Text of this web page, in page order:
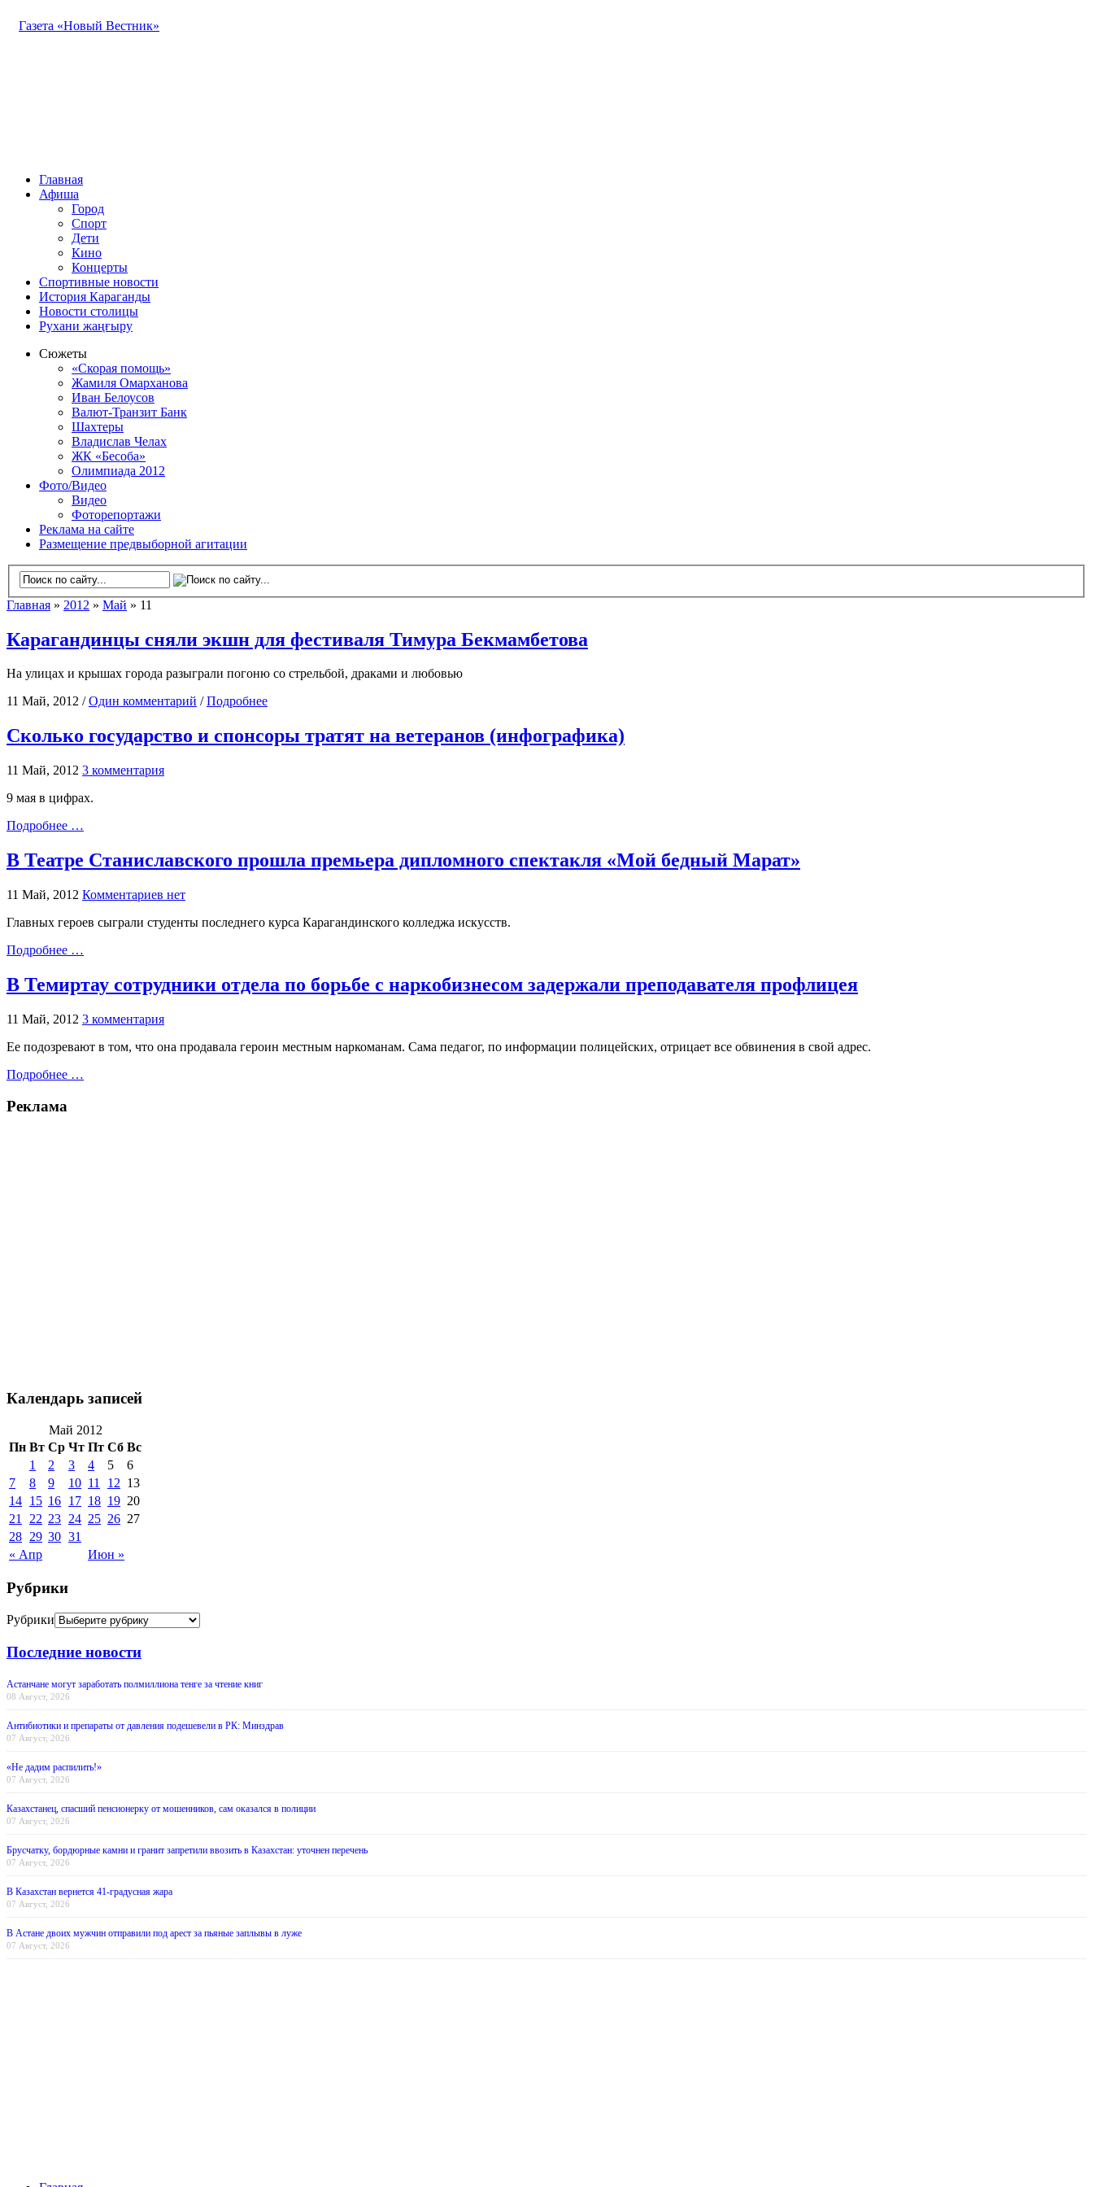
Газета «Новый Вестник»
Главная
Афиша
Город
Спорт
Дети
Кино
Концерты
Спортивные новости
История Караганды
Новости столицы
Рухани жаңғыру
Сюжеты
«Скорая помощь»
Жамиля Омарханова
Иван Белоусов
Валют-Транзит Банк
Шахтеры
Владислав Челах
ЖК «Бесоба»
Олимпиада 2012
Фото/Видео
Видео
Фоторепортажи
Реклама на сайте
Размещение предвыборной агитации
Главная » 2012 » Май » 11
Карагандинцы сняли экшн для фестиваля Тимура Бекмамбетова
На улицах и крышах города разыграли погоню со стрельбой, драками и любовью
11 Май, 2012 /Один комментарий /Подробнее
Сколько государство и спонсоры тратят на ветеранов (инфографика)
11 Май, 2012 3 комментария
9 мая в цифрах.
Подробнее …
В Театре Станиславского прошла премьера дипломного спектакля «Мой бедный Марат»
11 Май, 2012 Комментариев нет
Главных героев сыграли студенты последнего курса Карагандинского колледжа искусств.
Подробнее …
В Темиртау сотрудники отдела по борьбе с наркобизнесом задержали преподавателя профлицея
11 Май, 2012 3 комментария
Ее подозревают в том, что она продавала героин местным наркоманам. Сама педагог, по информации полицейских, отрицает все обвинения в свой адрес.
Подробнее …
Реклама
Календарь записей
Май 2012
Пн Вт Ср Чт Пт Сб Вс
« Апр Июн »
1 2 3 4 5
6
7
8 9 10 11 12 13
14 15 16 17 18 19 20
21
22 23 24 25 26 27
28 29 30 31
Рубрики
Рубрики
Последние новости
Астанчане могут заработать полмиллиона тенге за чтение книг
08 Август, 2026
Антибиотики и препараты от давления подешевели в РК: Минздрав
07 Август, 2026
«Не дадим распилить!»
07 Август, 2026
Казахстанец, спасший пенсионерку от мошенников, сам оказался в полиции
07 Август, 2026
Брусчатку, бордюрные камни и гранит запретили ввозить в Казахстан: уточнен перечень
07 Август, 2026
В Казахстан вернется 41-градусная жара
07 Август, 2026
В Астане двоих мужчин отправили под арест за пьяные заплывы в луже
07 Август, 2026